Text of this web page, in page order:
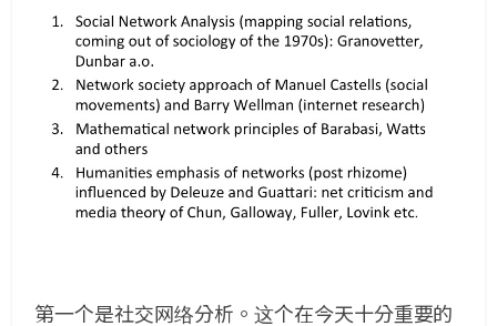
第一个是社交网络分析。这个在今天十分重要的